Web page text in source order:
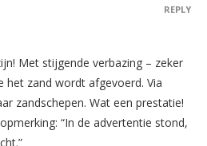
Met stijgende verbazing – zeker
het zand wordt afgevoerd. Via
zandschepen. Wat een prestatie!
“In de advertentie stond,
REPLY